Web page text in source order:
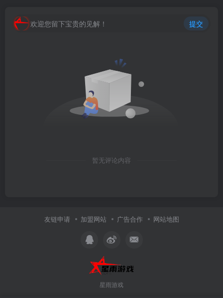
欢迎您留下宝贵的见解！ 提交
暂无评论内容
友链申请 加盟网站 广告合作 网站地图
星雨游戏